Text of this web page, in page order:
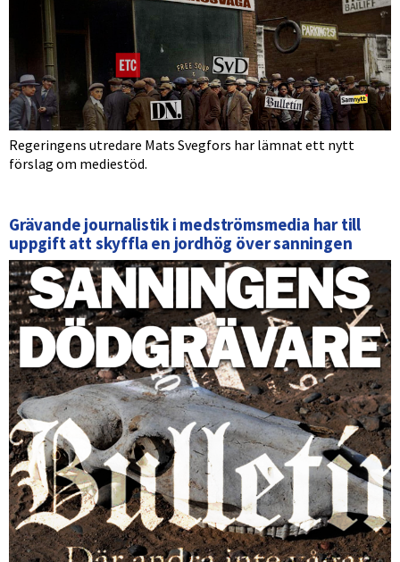
Regeringens utredare Mats Svegfors har lämnat ett nytt
förslag om mediestöd.
Grävande journalistik i medströmsmedia har till
uppgift att skyffla en jordhög över sanningen